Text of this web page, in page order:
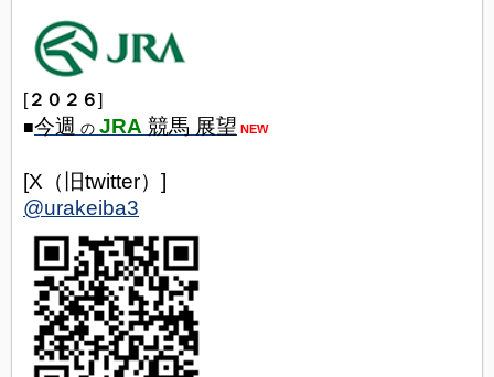
[２０２６]
■今週 の JRA 競馬 展望 NEW
[X（旧twitter）]
@urakeiba3